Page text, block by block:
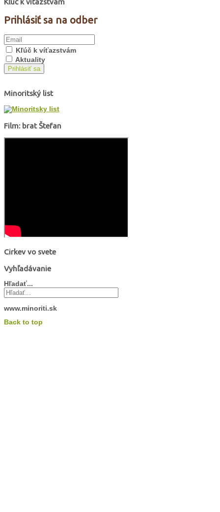
Prihlásiť sa na odber
Kľúč k víťazstvám
Aktuality
Prihlásiť sa
Minoritský list
Film: brat Štefan
Cirkev vo svete
Vyhľadávanie
Hľadať...
www.minoriti.sk
Back to top